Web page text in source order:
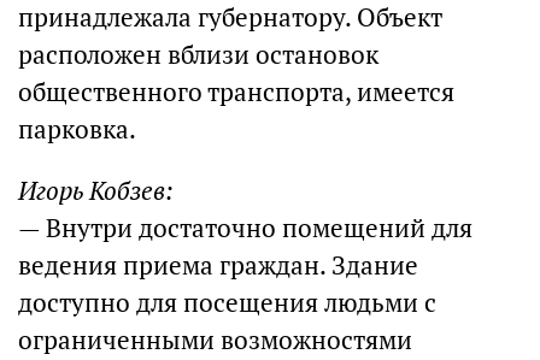
принадлежала губернатору. Объект
расположен вблизи остановок
общественного транспорта, имеется
парковка.
Игорь Кобзев:
— Внутри достаточно помещений для
ведения приема граждан. Здание
доступно для посещения людьми с
ограниченными возможностями